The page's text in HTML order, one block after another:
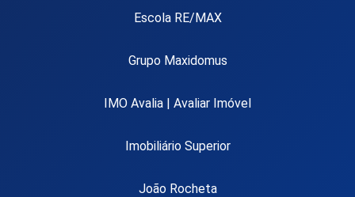
Escola RE/MAX
Grupo Maxidomus
IMO Avalia | Avaliar Imóvel
Imobiliário Superior
João Rocheta